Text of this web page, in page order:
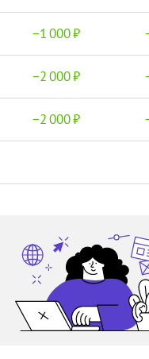
−1 000
−2 000
−2 000